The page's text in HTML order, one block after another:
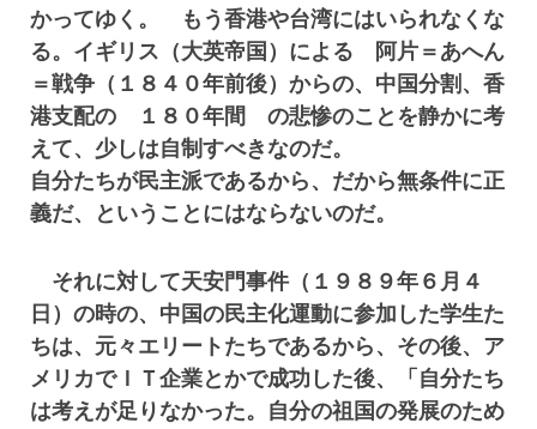
かってゆく。 もう香港や台湾にはいられなくな
る。イギリス（大英帝国）による 阿片＝あへん
＝戦争（１８４０年前後）からの、中国分割、香
港支配の １８０年間 の悲惨のことを静かに考
えて、少しは自制すべきなのだ。
自分たちが民主派であるから、だから無条件に正
義だ、ということにはならないのだ。
それに対して天安門事件（１９８９年６月４
日）の時の、中国の民主化運動に参加した学生た
ちは、元々エリートたちであるから、その後、ア
メリカでＩＴ企業とかで成功した後、「自分たち
は考えが足りなかった。自分の祖国の発展のため